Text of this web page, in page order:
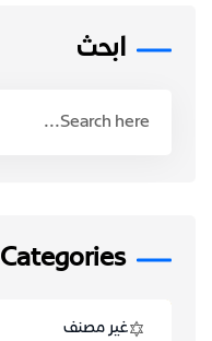
ابحث
Categories
غير مصنف